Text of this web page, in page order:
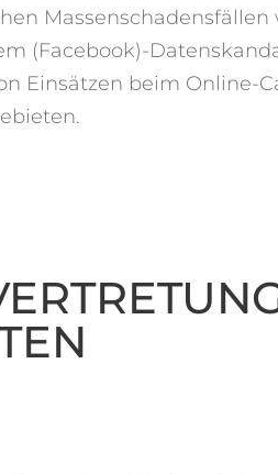
Massenschadensfällen
(Facebook)-
Einsätzen beim Online-